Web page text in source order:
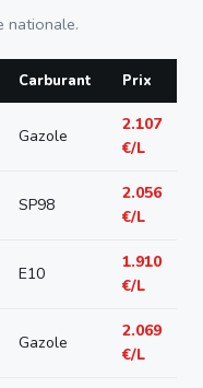
nationale.
Carburant Prix
Gazole
2.107
€/L
SP98
2.056
€/L
E10
1.910
€/L
Gazole
2.069
€/L